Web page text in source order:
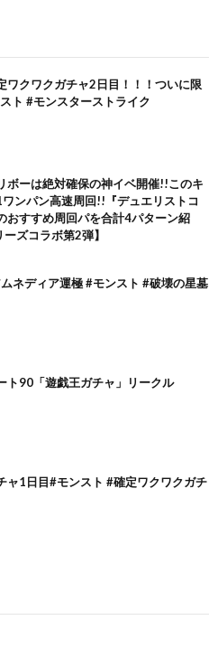
ワクワクガチャ2日目！！！ついに限
ト #モンスターストライク
ボーは絶対確保の神イベ開催!!このキ
ンパン高速周回!!『デュエリストコ
おすすめ周回パを合計4パターン紹
ズコラボ第2弾】
ネディア運極 #モンスト #破壊の星墓
ト90「遊戯王ガチャ」リークル
ャ1日目#モンスト #確定ワクワクガチ